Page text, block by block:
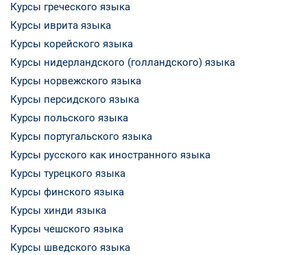
Курсы греческого языка
Курсы иврита языка
Курсы корейского языка
Курсы нидерландского (голландского) языка
Курсы норвежского языка
Курсы персидского языка
Курсы польского языка
Курсы португальского языка
Курсы русского как иностранного языка
Курсы турецкого языка
Курсы финского языка
Курсы хинди языка
Курсы чешского языка
Курсы шведского языка